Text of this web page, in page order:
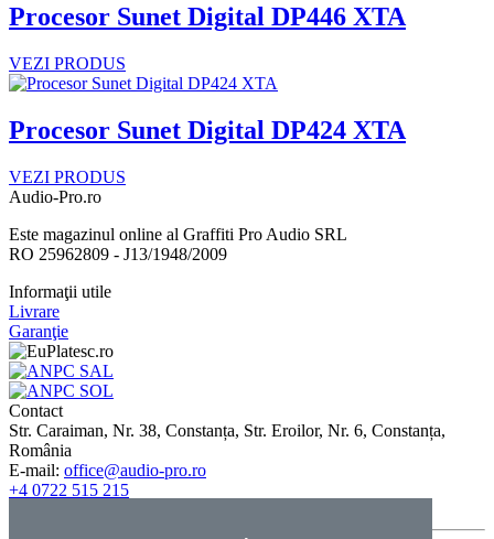
Procesor Sunet Digital DP446 XTA
VEZI PRODUS
Procesor Sunet Digital DP424 XTA
VEZI PRODUS
Audio-Pro.ro
Este magazinul online al Graffiti Pro Audio SRL
RO 25962809 - J13/1948/2009
Informaţii utile
Livrare
Garanţie
Contact
Str. Caraiman, Nr. 38, Constanța, Str. Eroilor, Nr. 6, Constanța,
România
E-mail: office@audio-pro.ro
+4 0722 515 215